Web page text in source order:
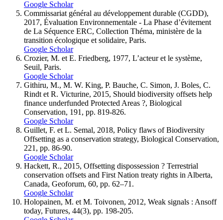
Google Scholar
Commissariat général au développement durable (CGDD),
2017, Évaluation Environnementale - La Phase d’évitement
de La Séquence ERC, Collection Théma, ministère de la
transition écologique et solidaire, Paris.
Google Scholar
Crozier, M. et E. Friedberg, 1977, L’acteur et le système,
Seuil, Paris.
Google Scholar
Githiru, M., M. W. King, P. Bauche, C. Simon, J. Boles, C.
Rindt et R. Victurine, 2015, Should biodiversity offsets help
finance underfunded Protected Areas ?, Biological
Conservation, 191, pp. 819-826.
Google Scholar
Guillet, F. et L. Semal, 2018, Policy flaws of Biodiversity
Offsetting as a conservation strategy, Biological Conservation,
221, pp. 86-90.
Google Scholar
Hackett, R., 2015, Offsetting dispossession ? Terrestrial
conservation offsets and First Nation treaty rights in Alberta,
Canada, Geoforum, 60, pp. 62–71.
Google Scholar
Holopainen, M. et M. Toivonen, 2012, Weak signals : Ansoff
today, Futures, 44(3), pp. 198-205.